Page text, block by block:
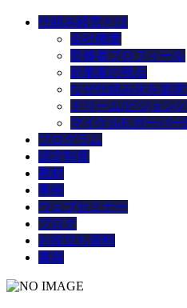
仕組み経営とは
会社概要
監修者プロフィール
起業家の視点
なぜ仕組み化を追
ドリーム/ビジョン/
マイケルE.ガーバー
プログラム
認定制度
教材
事例
ウェブセミナー
ブログ
お役立ち資料
書籍